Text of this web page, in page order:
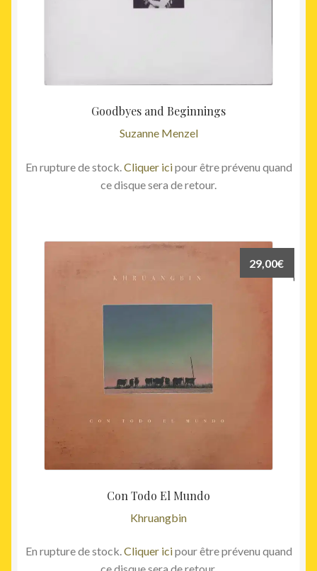
Goodbyes and Beginnings
Suzanne Menzel
En rupture de stock. Cliquer icipour être prévenu quand
ce disque sera de retour.
Con Todo El Mundo
Khruangbin
29,00€
En rupture de stock.Cliquer icipour être prévenu quand